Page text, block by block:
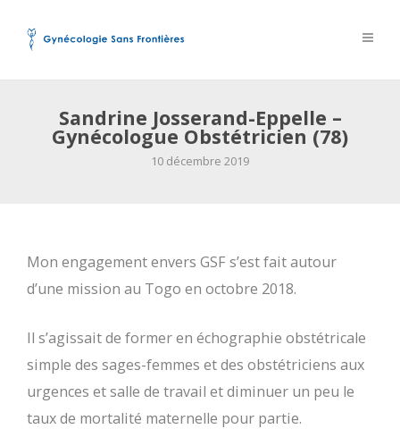
Sandrine Josserand-Eppelle –
Gynécologue Obstétricien (78)
10 décembre 2019
Mon engagement envers GSF s’est fait autour
d’une mission au Togo en octobre 2018.
Il s’agissait de former en échographie obstétricale
simple des sages-femmes et des obstétriciens aux
urgences et salle de travail et diminuer un peu le
taux de mortalité maternelle pour partie.